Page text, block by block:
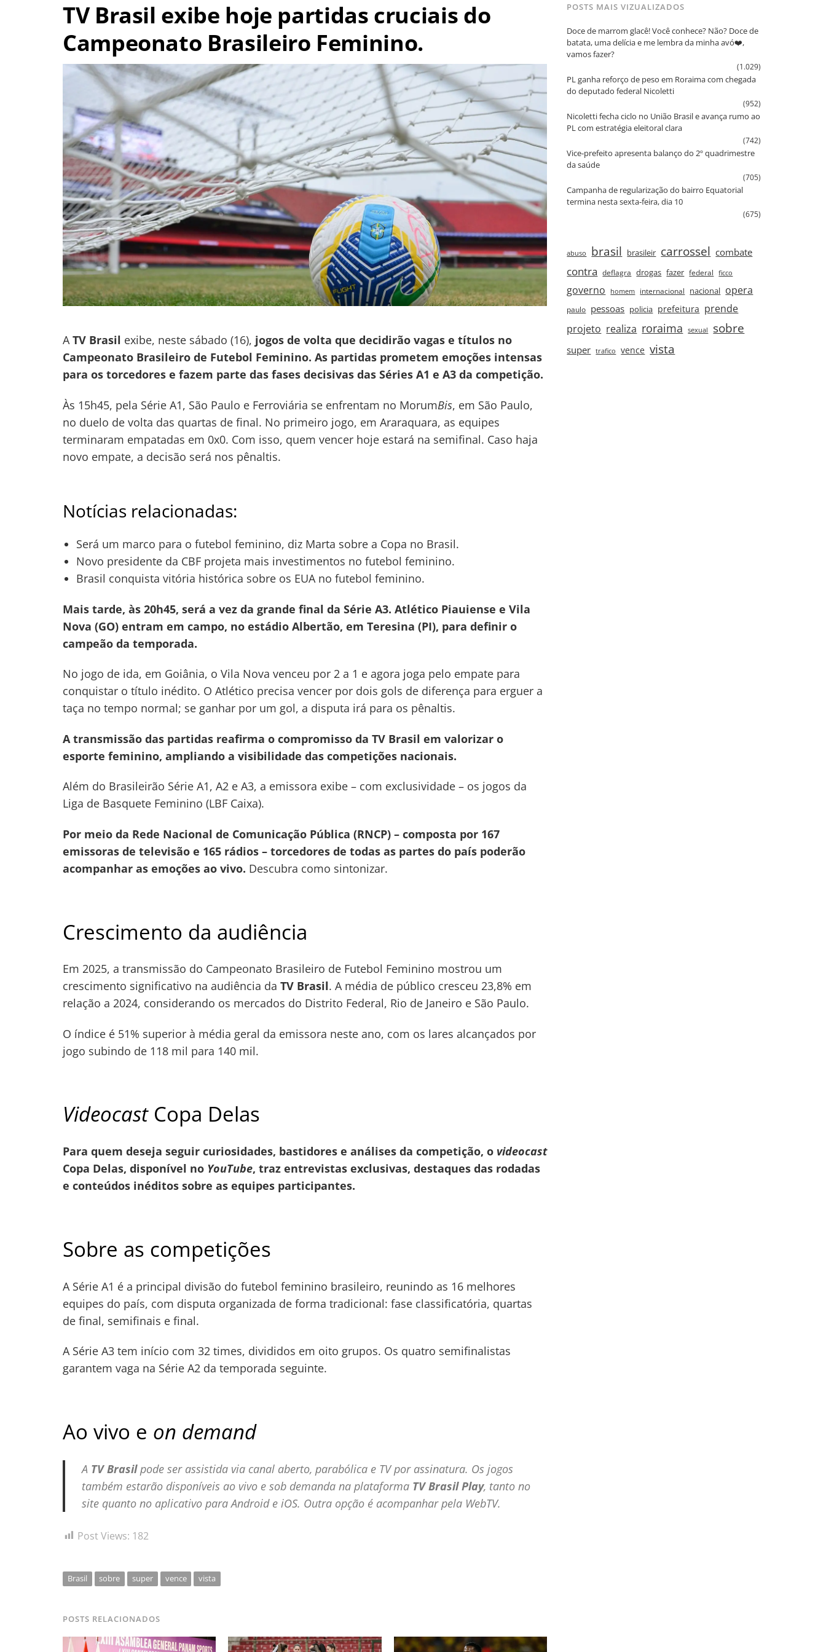
TV Brasil exibe hoje partidas cruciais do
Campeonato Brasileiro Feminino.
ATV Brasil exibe, neste sábado (16), jogos de volta que decidirão vagas e títulos no
Campeonato Brasileiro de Futebol Feminino. As partidas prometem emoções intensas
para os torcedores e fazem parte das fases decisivas das Séries A1 e A3 da competição.
Às 15h45, pela Série A1, São Paulo e Ferroviária se enfrentam no MorumBis, em São Paulo,
no duelo de volta das quartas de final. No primeiro jogo, em Araraquara, as equipes
terminaram empatadas em 0x0. Com isso, quem vencer hoje estará na semifinal. Caso haja
novo empate, a decisão será nos pênaltis.
Notícias relacionadas:
Será um marco para o futebol feminino, diz Marta sobre a Copa no Brasil.
Novo presidente da CBF projeta mais investimentos no futebol feminino.
Brasil conquista vitória histórica sobre os EUA no futebol feminino.
Mais tarde, às 20h45, será a vez da grande final da Série A3. Atlético Piauiense e Vila
Nova (GO) entram em campo, no estádio Albertão, em Teresina (PI), para definir o
campeão da temporada.
No jogo de ida, em Goiânia, o Vila Nova venceu por 2 a 1 e agora joga pelo empate para
conquistar o título inédito. O Atlético precisa vencer por dois gols de diferença para erguer a
taça no tempo normal; se ganhar por um gol, a disputa irá para os pênaltis.
A transmissão das partidas reafirma o compromisso da TV Brasil em valorizar o
esporte feminino, ampliando a visibilidade das competições nacionais.
Além do Brasileirão Série A1, A2 e A3, a emissora exibe – com exclusividade – os jogos da
Liga de Basquete Feminino (LBF Caixa).
Por meio da Rede Nacional de Comunicação Pública (RNCP) – composta por 167
emissoras de televisão e 165 rádios – torcedores de todas as partes do país poderão
acompanhar as emoções ao vivo. Descubra como sintonizar.
Crescimento da audiência
Em 2025, a transmissão do Campeonato Brasileiro de Futebol Feminino mostrou um
crescimento significativo na audiência da TV Brasil. A média de público cresceu 23,8% em
relação a 2024, considerando os mercados do Distrito Federal, Rio de Janeiro e São Paulo.
O índice é 51% superior à média geral da emissora neste ano, com os lares alcançados por
jogo subindo de 118 mil para 140 mil.
VideocastCopa Delas
Para quem deseja seguir curiosidades, bastidores e análises da competição, o videocast
Copa Delas, disponível no YouTube, traz entrevistas exclusivas, destaques das rodadas
e conteúdos inéditos sobre as equipes participantes.
Sobre as competições
A Série A1 é a principal divisão do futebol feminino brasileiro, reunindo as 16 melhores
equipes do país, com disputa organizada de forma tradicional: fase classificatória, quartas
de final, semifinais e final.
A Série A3 tem início com 32 times, divididos em oito grupos. Os quatro semifinalistas
garantem vaga na Série A2 da temporada seguinte.
Ao vivo e on demand
A TV Brasilpode ser assistida via canal aberto, parabólica e TV por assinatura. Os jogos
também estarão disponíveis ao vivo e sob demanda na plataforma TV Brasil Play, tanto no
site quanto no aplicativo paraAndroide iOS. Outra opção é acompanhar pela WebTV.
Post Views: 182
Brasil sobre super vence vista
POSTS RELACIONADOS
Navegação
POSTS MAIS VIZUALIZADOS
Doce de marrom glacê! Você conhece? Não? Doce de
batata, uma delícia e me lembra da minha avó❤️,
vamos fazer?
(1.029)
PL ganha reforço de peso em Roraima com chegada
do deputado federal Nicoletti
(952)
Nicoletti fecha ciclo no União Brasil e avança rumo ao
PL com estratégia eleitoral clara
(742)
Vice‑prefeito apresenta balanço do 2º quadrimestre
da saúde
(705)
Campanha de regularização do bairro Equatorial
termina nesta sexta‑feira, dia 10
(675)
abuso brasil brasileir carrossel combate
contra deflagra drogas fazer federal ficco
governo homem internacional nacional opera
paulo pessoas policia prefeitura prende
projeto realiza roraima sexual sobre
super trafico vence vista